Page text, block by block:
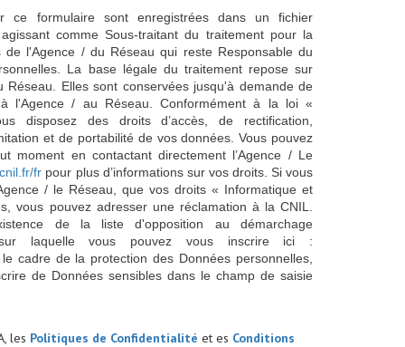
ce formulaire sont enregistrées dans un fichier
comme Sous-traitant du traitement pour la
de l'Agence / du Réseau qui reste Responsable du
La base légale du traitement repose sur
Elles sont conservées jusqu'à demande de
l'Agence / au Réseau. Conformément à la loi «
disposez des droits d’accès, de rectification,
et de portabilité de vos données. Vous pouvez
moment en contactant directement l’Agence / Le
fr pour plus d’informations sur vos droits. Si vous
/ le Réseau, que vos droits « Informatique et
vous pouvez adresser une réclamation à la CNIL.
de la liste d'opposition au démarchage
laquelle vous pouvez vous inscrire ici :
cadre de la protection des Données personnelles,
de Données sensibles dans le champ de saisie
les Politiques de Confidentialité et es Conditions